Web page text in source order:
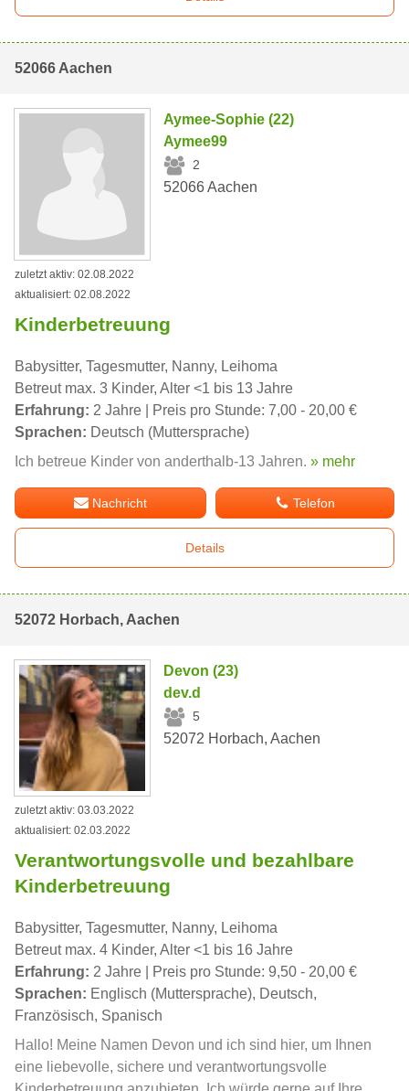
52066 Aachen
Aymee-Sophie (22)
Aymee99
2
52066 Aachen
zuletzt aktiv: 02.08.2022
aktualisiert: 02.08.2022
Kinderbetreuung
Babysitter, Tagesmutter, Nanny, Leihoma
Betreut max. 3 Kinder, Alter <1 bis 13 Jahre
Erfahrung: 2 Jahre | Preis pro Stunde: 7,00 - 20,00 €
Sprachen: Deutsch (Muttersprache)
Ich betreue Kinder von anderthalb-13 Jahren. » mehr
Nachricht Telefon
Details
52072 Horbach, Aachen
Devon (23)
dev.d
5
52072 Horbach, Aachen
zuletzt aktiv: 03.03.2022
aktualisiert: 02.03.2022
Verantwortungsvolle und bezahlbare
Kinderbetreuung
Babysitter, Tagesmutter, Nanny, Leihoma
Betreut max. 4 Kinder, Alter <1 bis 16 Jahre
Erfahrung: 2 Jahre | Preis pro Stunde: 9,50 - 20,00 €
Sprachen: Englisch (Muttersprache), Deutsch,
Französisch, Spanisch
Hallo! Meine Namen Devon und ich sind hier, um Ihnen
eine liebevolle, sichere und verantwortungsvolle